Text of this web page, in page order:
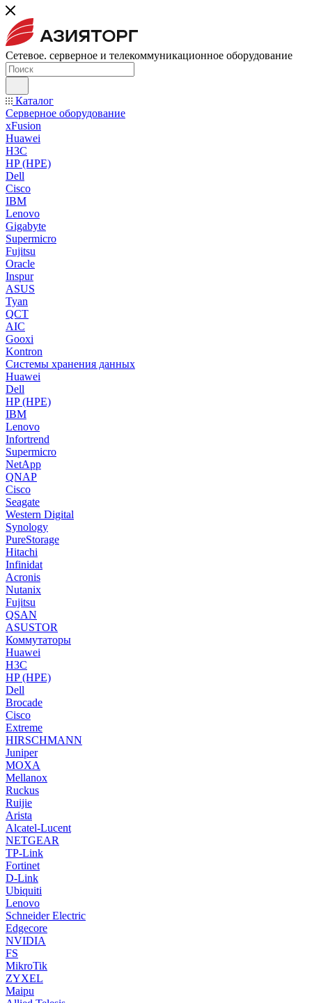
Сетевое. серверное и телекоммуникационное оборудование
Каталог
Серверное оборудование
xFusion
Huawei
H3C
HP (HPE)
Dell
Cisco
IBM
Lenovo
Gigabyte
Supermicro
Fujitsu
Oracle
Inspur
ASUS
Tyan
QCT
AIC
Gooxi
Kontron
Системы хранения данных
Huawei
Dell
HP (HPE)
IBM
Lenovo
Infortrend
Supermicro
NetApp
QNAP
Cisco
Seagate
Western Digital
Synology
PureStorage
Hitachi
Infinidat
Acronis
Nutanix
Fujitsu
QSAN
ASUSTOR
Коммутаторы
Huawei
H3C
HP (HPE)
Dell
Brocade
Cisco
Extreme
HIRSCHMANN
Juniper
MOXA
Mellanox
Ruckus
Ruijie
Arista
Alcatel-Lucent
NETGEAR
TP-Link
Fortinet
D-Link
Ubiquiti
Lenovo
Schneider Electric
Edgecore
NVIDIA
FS
MikroTik
ZYXEL
Maipu